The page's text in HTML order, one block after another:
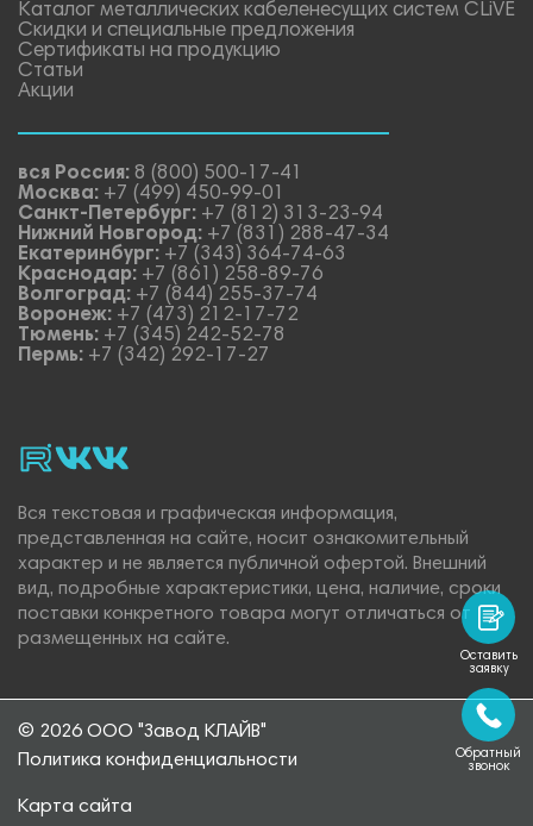
Каталог металлических кабеленесущих систем CLiVE
Скидки и специальные предложения
Сертификаты на продукцию
Статьи
Акции
вся Россия: 8 (800) 500-17-41
Москва: +7 (499) 450-99-01
Санкт-Петербург: +7 (812) 313-23-94
Нижний Новгород: +7 (831) 288-47-34
Екатеринбург: +7 (343) 364-74-63
Краснодар: +7 (861) 258-89-76
Волгоград: +7 (844) 255-37-74
Воронеж: +7 (473) 212-17-72
Тюмень: +7 (345) 242-52-78
Пермь: +7 (342) 292-17-27
rutubevk_video.
Vk.
Вся текстовая и графическая информация,
представленная на сайте, носит ознакомительный
характер и не является публичной офертой. Внешний
вид, подробные характеристики, цена, наличие, сроки
поставки конкретного товара могут отличаться от
размещенных на сайте.
© 2026 ООО "Завод КЛАЙВ"
Политика конфиденциальности
Карта сайта
Оставить
заявку
Обратный
звонок